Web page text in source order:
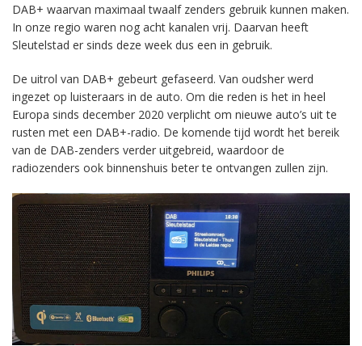
DAB+ waarvan maximaal twaalf zenders gebruik kunnen maken.
In onze regio waren nog acht kanalen vrij. Daarvan heeft
Sleutelstad er sinds deze week dus een in gebruik.
De uitrol van DAB+ gebeurt gefaseerd. Van oudsher werd
ingezet op luisteraars in de auto. Om die reden is het in heel
Europa sinds december 2020 verplicht om nieuwe auto’s uit te
rusten met een DAB+-radio. De komende tijd wordt het bereik
van de DAB-zenders verder uitgebreid, waardoor de
radiozenders ook binnenshuis beter te ontvangen zullen zijn.